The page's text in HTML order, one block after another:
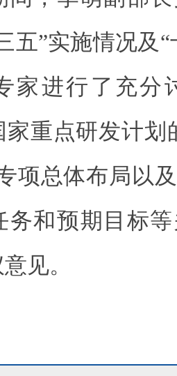
五”实施情况及
家进行了充分
重点研发计划
项总体布局以
务和预期目标
见。